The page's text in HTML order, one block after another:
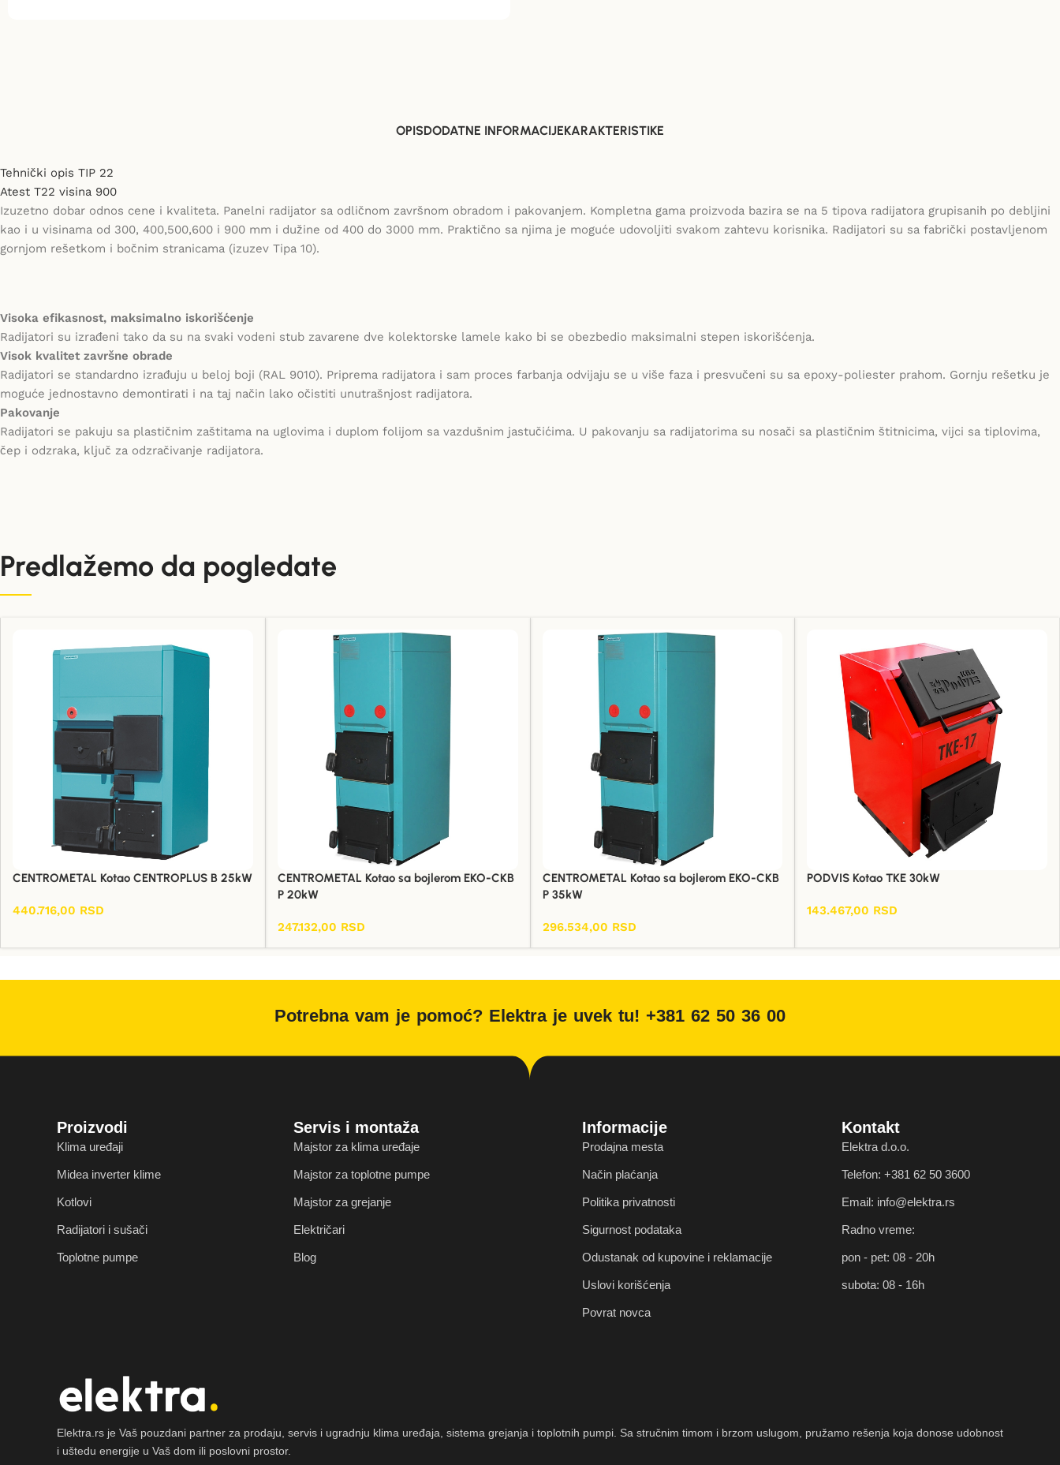
OPISDODATNE INFORMACIJEKARAKTERISTIKE
Tehnički opis TIP 22
Atest T22 visina 900
Izuzetno dobar odnos cene i kvaliteta. Panelni radijator sa odličnom završnom obradom i pakovanjem. Kompletna gama proizvoda bazira se na 5 tipova radijatora grupisanih po debljini
kao i u visinama od 300, 400,500,600 i 900 mm i dužine od 400 do 3000 mm. Praktično sa njima je moguće udovoljiti svakom zahtevu korisnika. Radijatori su sa fabrički postavljenom
gornjom rešetkom i bočnim stranicama (izuzev Tipa 10).
Visoka efikasnost, maksimalno iskorišćenje
Radijatori su izrađeni tako da su na svaki vodeni stub zavarene dve kolektorske lamele kako bi se obezbedio maksimalni stepen iskorišćenja.
Visok kvalitet završne obrade
Radijatori se standardno izrađuju u beloj boji (RAL 9010). Priprema radijatora i sam proces farbanja odvijaju se u više faza i presvučeni su sa epoxy-poliester prahom. Gornju rešetku je
moguće jednostavno demontirati i na taj način lako očistiti unutrašnjost radijatora.
Pakovanje
Radijatori se pakuju sa plastičnim zaštitama na uglovima i duplom folijom sa vazdušnim jastučićima. U pakovanju sa radijatorima su nosači sa plastičnim štitnicima, vijci sa tiplovima,
čep i odzraka, ključ za odzračivanje radijatora.
Predlažemo da pogledate
CENTROMETAL Kotao CENTROPLUS B 25kW
440.716,00 RSD
CENTROMETAL Kotao sa bojlerom EKO-CKB
P 20kW
247.132,00 RSD
CENTROMETAL Kotao sa bojlerom EKO-CKB
P 35kW
296.534,00 RSD
PODVIS Kotao TKE 30kW
143.467,00 RSD
Potrebna vam je pomoć? Elektra je uvek tu! +381 62 50 36 00
Proizvodi
Klima uređaji
Midea inverter klime
Kotlovi
Radijatori i sušači
Toplotne pumpe
Servis i montaža
Majstor za klima uređaje
Majstor za toplotne pumpe
Majstor za grejanje
Električari
Blog
Informacije
Prodajna mesta
Način plaćanja
Politika privatnosti
Sigurnost podataka
Odustanak od kupovine i reklamacije
Uslovi korišćenja
Povrat novca
Kontakt
Elektra d.o.o.
Telefon: +381 62 50 3600
Email: info@elektra.rs
Radno vreme:
pon - pet: 08 - 20h
subota: 08 - 16h
Elektra.rs je Vaš pouzdani partner za prodaju, servis i ugradnju klima uređaja, sistema grejanja i toplotnih pumpi. Sa stručnim timom i brzom uslugom, pružamo rešenja koja donose udobnost
i uštedu energije u Vaš dom ili poslovni prostor.